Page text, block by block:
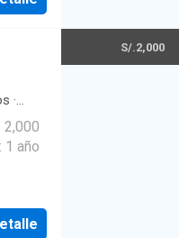
en
una
el
·
1 año
con
S/.2,000